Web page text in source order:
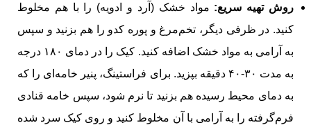
روش تهیه سریع: مواد خشک (آرد و ادویه) را با هم مخلوط
کنید. در ظرفی دیگر، تخم‌مرغ و پوره کدو را هم بزنید و سپس
به آرامی به مواد خشک اضافه کنید. کیک را در دمای ۱۸۰ درجه
به مدت ۳۰-۴۰ دقیقه بپزید. برای فراستینگ، پنیر خامه‌ای را که
به دمای محیط رسیده هم بزنید تا نرم شود، سپس خامه قنادی
فرم‌گرفته را به آرامی با آن مخلوط کنید و روی کیک سرد شده